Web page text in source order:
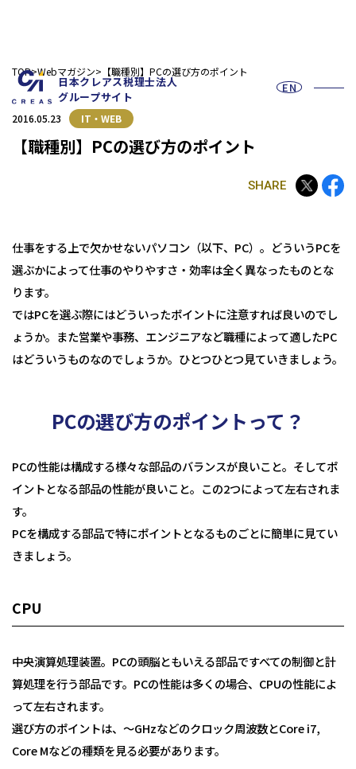
日本クレアス税理士法人
グループサイト
EN
法人の皆様へ
月次決算・税務顧問・税務申告書作成
税務調査対応（会計・税務）
組織再編税制・国際税務
四半期決算サポート
BPO・会計アウトソーシング
決算開示書類（有報・短信等）作成・IFRS対応サポート
人事労務
労使トラブル対応
労務デューデリジェンス・労務コンプライアンス調査
企業法務・法務顧問・事業再生・債権回収
コンサルティングサービス
FAS（財務デューデリジェンス・株価算定・PPA）
IPOコンサルティング
企業再編コンサルティング
M＆A
個人の皆様へ
法務サポート
専門分野会計・税務
会計・税務（医科）
会計・税務（歯科）
会計・税務（介護・障がい福祉）
医療関連サポート
開業サポート
医療法人設立・MS法人設立サポート
人事労務サポート
人事労務サポート（給与計算・手続・就業規則）
TOP Webマガジン 【職種別】PCの選び方のポイント
2016.05.23 IT・WEB
【職種別】PCの選び方のポイント
SHARE
仕事をする上で欠かせないパソコン（以下、PC）。どういうPCを
選ぶかによって仕事のやりやすさ・効率は全く異なったものとな
ります。
ではPCを選ぶ際にはどういったポイントに注意すれば良いのでし
ょうか。また営業や事務、エンジニアなど職種によって適したPC
はどういうものなのでしょうか。ひとつひとつ見ていきましょう。
PCの選び方のポイントって？
PCの性能は構成する様々な部品のバランスが良いこと。そしてポ
イントとなる部品の性能が良いこと。この2つによって左右されま
す。
PCを構成する部品で特にポイントとなるものごとに簡単に見てい
きましょう。
CPU
中央演算処理装置。PCの頭脳ともいえる部品ですべての制御と計
算処理を行う部品です。PCの性能は多くの場合、CPUの性能によ
って左右されます。
選び方のポイントは、～GHzなどのクロック周波数とCore i7,
Core Mなどの種類を見る必要があります。